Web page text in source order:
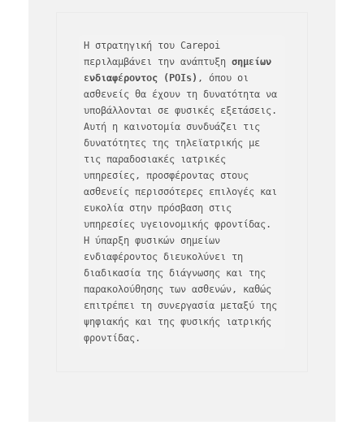
Η στρατηγική του Carepoi
περιλαμβάνει την ανάπτυξη σημείων
ενδιαφέροντος (POIs) , όπου οι
ασθενείς θα έχουν τη δυνατότητα να
υποβάλλονται σε φυσικές εξετάσεις.
Αυτή η καινοτομία συνδυάζει τις
δυνατότητες της τηλεϊατρικής με
τις παραδοσιακές ιατρικές
υπηρεσίες, προσφέροντας στους
ασθενείς περισσότερες επιλογές και
ευκολία στην πρόσβαση στις
υπηρεσίες υγειονομικής φροντίδας.
Η ύπαρξη φυσικών σημείων
ενδιαφέροντος διευκολύνει τη
διαδικασία της διάγνωσης και της
παρακολούθησης των ασθενών, καθώς
επιτρέπει τη συνεργασία μεταξύ της
ψηφιακής και της φυσικής ιατρικής
φροντίδας.